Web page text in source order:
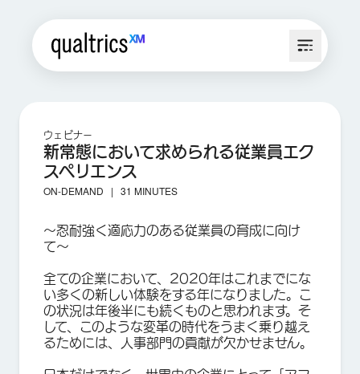
ウェビナー
新常態において求められる従業員エク
スペリエンス
ON-DEMAND | 31 MINUTES
〜忍耐強く適応力のある従業員の育成に向け
て〜
全ての企業において、2020年はこれまでにな
い多くの新しい体験をする年になりました。こ
の状況は年後半にも続くものと思われます。そ
して、このような変革の時代をうまく乗り越え
るためには、人事部門の貢献が欠かせません。